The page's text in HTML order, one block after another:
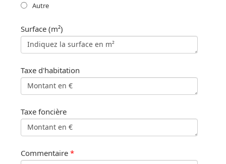
Autre
Surface (m²)
Taxe d'habitation
Taxe foncière
Commentaire *